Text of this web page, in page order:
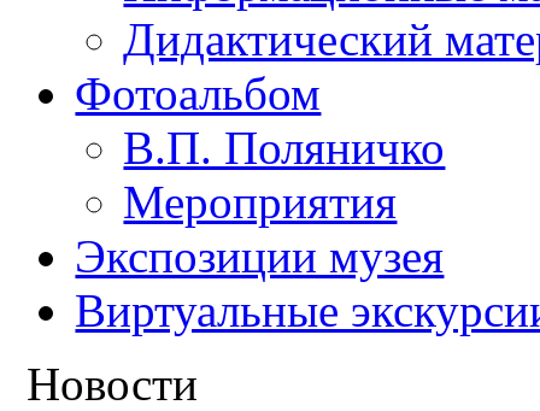
Дидактический
Фотоальбом
В.П. Поляничко
Мероприятия
Экспозиции музея
Виртуальные
Новости